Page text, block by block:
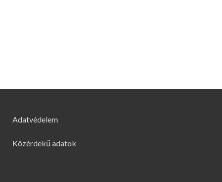
Adatvédelem
Közérdekű adatok